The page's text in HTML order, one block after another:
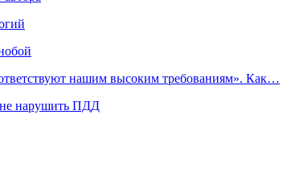
нашим высоким требованиям». Как…
не нарушить ПДД